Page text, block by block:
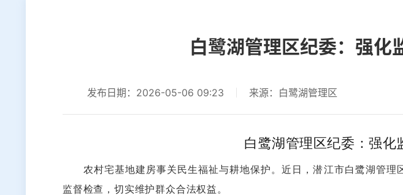
白鹭湖管理区纪委：强化
发布日期：2026-05-06 09:23 来源：白鹭湖管理区
白鹭湖管理区纪委：强化
农村宅基地建房事关民生福祉与耕地保护。近日，潜江市白鹭湖管
监督检查，切实维护群众合法权益。